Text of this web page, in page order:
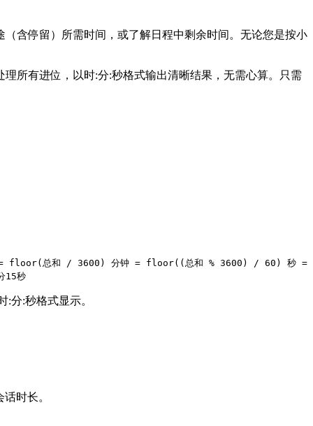
含停留）所需时间，或了解日程中剩余时间。无论您是按小
所有进位，以时:分:秒格式输出清晰结果，无需心算。只需
时 = floor(总和 / 3600) 分钟 = floor((总和 % 3600) / 60) 秒 =
秒
分:秒格式显示。
时长。